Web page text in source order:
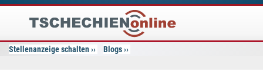
Tschechien
Online
Stellenanzeige schalten Blogs